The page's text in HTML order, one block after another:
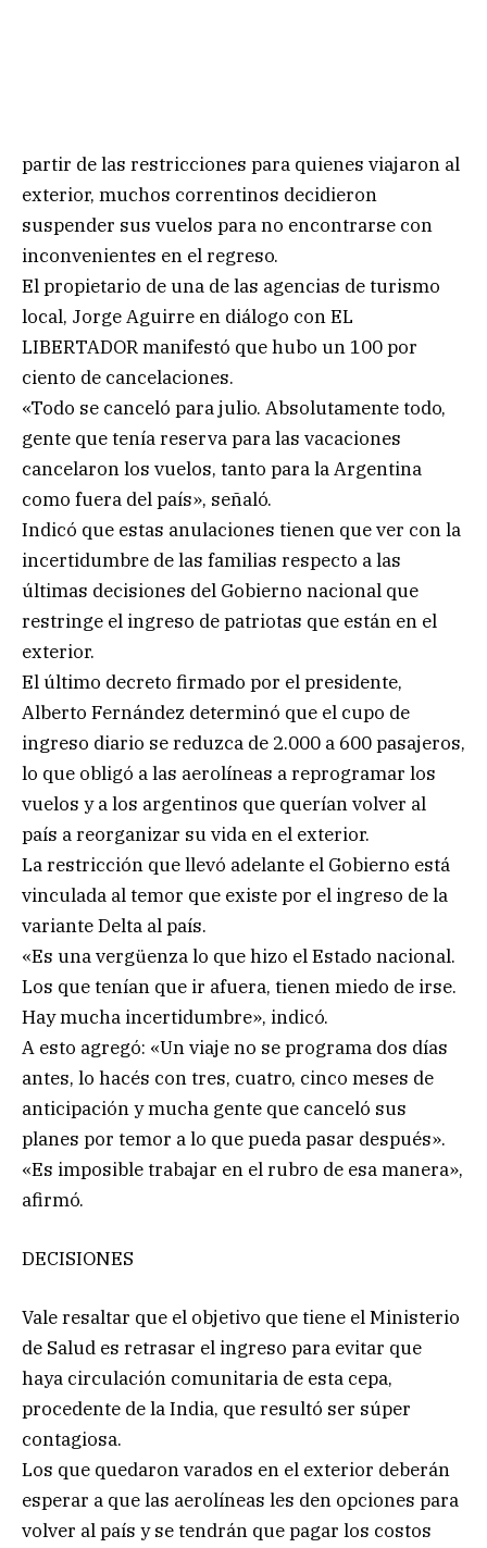
partir de las restricciones para quienes viajaron al
exterior, muchos correntinos decidieron
suspender sus vuelos para no encontrarse con
inconvenientes en el regreso.
El propietario de una de las agencias de turismo
local, Jorge Aguirre en diálogo con EL
LIBERTADOR manifestó que hubo un 100 por
ciento de cancelaciones.
«Todo se canceló para julio. Absolutamente todo,
gente que tenía reserva para las vacaciones
cancelaron los vuelos, tanto para la Argentina
como fuera del país», señaló.
Indicó que estas anulaciones tienen que ver con la
incertidumbre de las familias respecto a las
últimas decisiones del Gobierno nacional que
restringe el ingreso de patriotas que están en el
exterior.
El último decreto firmado por el presidente,
Alberto Fernández determinó que el cupo de
ingreso diario se reduzca de 2.000 a 600 pasajeros,
lo que obligó a las aerolíneas a reprogramar los
vuelos y a los argentinos que querían volver al
país a reorganizar su vida en el exterior.
La restricción que llevó adelante el Gobierno está
vinculada al temor que existe por el ingreso de la
variante Delta al país.
«Es una vergüenza lo que hizo el Estado nacional.
Los que tenían que ir afuera, tienen miedo de irse.
Hay mucha incertidumbre», indicó.
A esto agregó: «Un viaje no se programa dos días
antes, lo hacés con tres, cuatro, cinco meses de
anticipación y mucha gente que canceló sus
planes por temor a lo que pueda pasar después».
«Es imposible trabajar en el rubro de esa manera»,
afirmó.
DECISIONES
Vale resaltar que el objetivo que tiene el Ministerio
de Salud es retrasar el ingreso para evitar que
haya circulación comunitaria de esta cepa,
procedente de la India, que resultó ser súper
contagiosa.
Los que quedaron varados en el exterior deberán
esperar a que las aerolíneas les den opciones para
volver al país y se tendrán que pagar los costos